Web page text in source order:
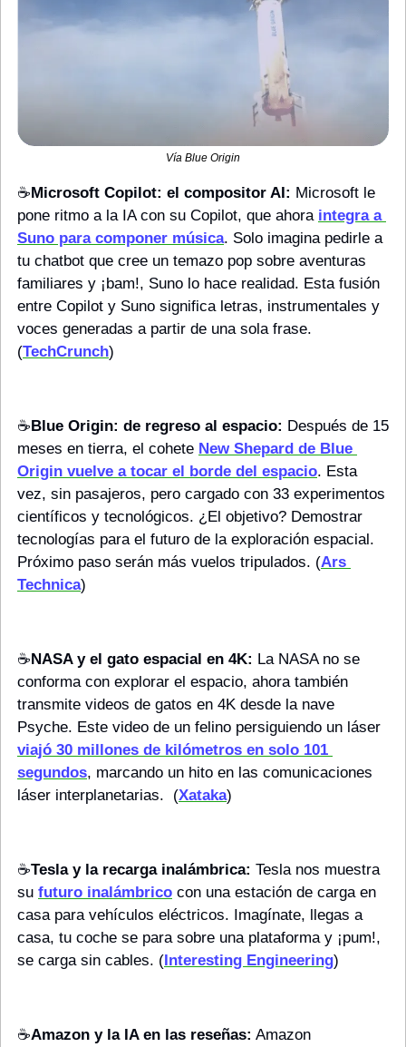
Vía Blue Origin
☕️Microsoft Copilot: el compositor AI: Microsoft le
pone ritmo a la IA con su Copilot, que ahora integra a
Suno para componer música. Solo imagina pedirle a
tu chatbot que cree un temazo pop sobre aventuras
familiares y ¡bam!, Suno lo hace realidad. Esta fusión
entre Copilot y Suno significa letras, instrumentales y
voces generadas a partir de una sola frase.
(TechCrunch)
☕️Blue Origin: de regreso al espacio: Después de 15
meses en tierra, el cohete New Shepard de Blue
Origin vuelve a tocar el borde del espacio. Esta
vez, sin pasajeros, pero cargado con 33 experimentos
científicos y tecnológicos. ¿El objetivo? Demostrar
tecnologías para el futuro de la exploración espacial.
Próximo paso serán más vuelos tripulados. (Ars
Technica)
☕️NASA y el gato espacial en 4K: La NASA no se
conforma con explorar el espacio, ahora también
transmite videos de gatos en 4K desde la nave
viajó 30 millones de kilómetros en solo 101
segundos, marcando un hito en las comunicaciones
láser interplanetarias.  (Xataka)
☕️Tesla y la recarga inalámbrica: Tesla nos muestra
su futuro inalámbrico con una estación de carga en
casa para vehículos eléctricos. Imagínate, llegas a
casa, tu coche se para sobre una plataforma y ¡pum!,
se carga sin cables. (Interesting Engineering)
☕️Amazon y la IA en las reseñas: Amazon